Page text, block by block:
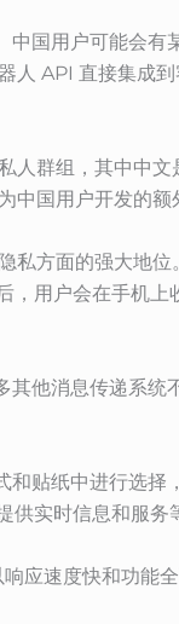
国用户可能会有
API 直接集成
群组，其中中
国用户开发的额
方面的强大地
用户会在手机
他消息传递系
贴纸中进行选择
实时信息和服务
速度快和功能全